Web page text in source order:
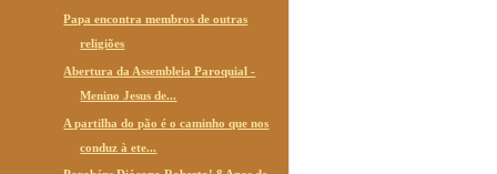
Papa encontra membros de outras
religiões
Abertura da Assembleia Paroquial -
Menino Jesus de...
A partilha do pão é o caminho que nos
conduz à ete...